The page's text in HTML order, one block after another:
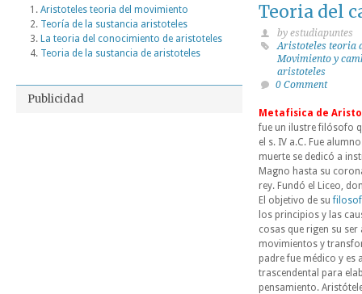
Teoria del
by estudiapuntes
Aristoteles teoria
Movimiento y
aristoteles
0 Comment
Metafisica de
fue un ilustre filósofo
el s. IV a.C. Fue
muerte se dedicó a
Magno hasta su
rey. Fundó el Liceo,
El objetivo de su
los principios y las
cosas que rigen su
movimientos y
padre fue médico y es
trascendental para
pensamiento.
Aristoteles teoria del movimiento
Teoría de la sustancia aristoteles
La teoria del conocimiento de aristoteles
Teoria de la sustancia de aristoteles
Publicidad